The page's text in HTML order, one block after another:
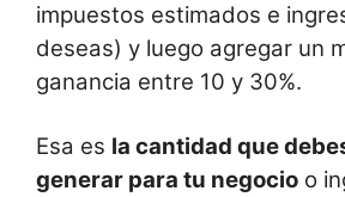
impuestos estimados e
deseas) y luego agregar un
ganancia entre 10 y 30%.
Esa es la cantidad que
generar para tu negocio o